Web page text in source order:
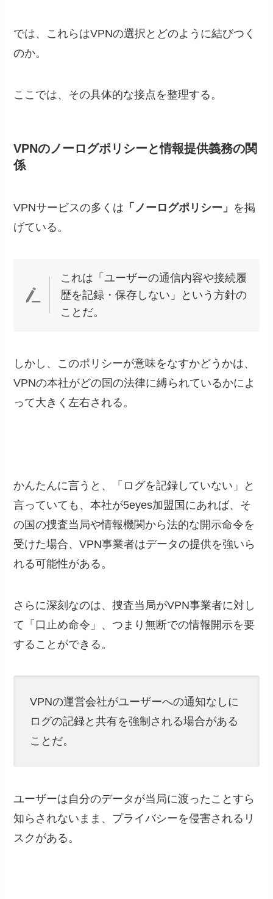
では、これらはVPNの選択とどのように結びつく
のか。
ここでは、その具体的な接点を整理する。
VPNのノーログポリシーと情報提供義務の関
係
VPNサービスの多くは 「ノーログポリシー」 を掲
げている。
これは「ユーザーの通信内容や接続履
歴を記録・保存しない」という方針の
ことだ。
しかし、このポリシーが意味をなすかどうかは、
VPNの本社がどの国の法律に縛られているかによ
って大きく左右される。
かんたんに言うと、「ログを記録していない」と
言っていても、本社が5eyes加盟国にあれば、そ
の国の捜査当局や情報機関から法的な開示命令を
受けた場合、VPN事業者はデータの提供を強いら
れる可能性がある。
さらに深刻なのは、捜査当局がVPN事業者に対し
て「口止め命令」、つまり無断での情報開示を要
することができる。
VPNの運営会社がユーザーへの通知なしに
ログの記録と共有を強制される場合がある
ことだ。
ユーザーは自分のデータが当局に渡ったことすら
知らされないまま、プライバシーを侵害されるリ
スクがある。